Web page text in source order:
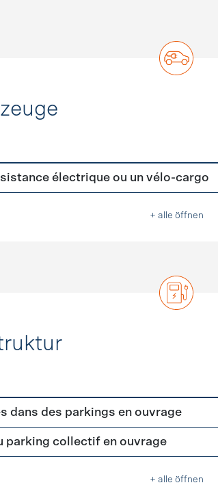
électrique ou un vélo-cargo
+ alle öffnen
dans des parkings en ouvrage
parking collectif en ouvrage
+ alle öffnen